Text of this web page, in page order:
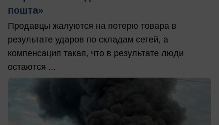
пошта»
Продавцы жалуются на потерю товара в
результате ударов по складам сетей, а
компенсация такая, что в результате люди
остаются ...